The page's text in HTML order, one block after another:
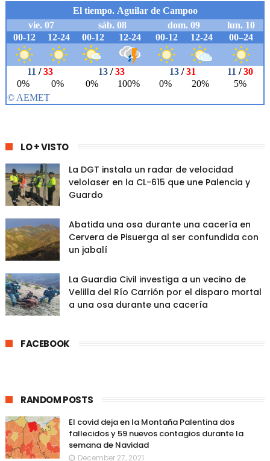
LO + VISTO
La DGT instala un radar de velocidad
velolaser en la CL-615 que une Palencia y
Guardo
Abatida una osa durante una cacería en
Cervera de Pisuerga al ser confundida con
un jabalí
La Guardia Civil investiga a un vecino de
Velilla del Río Carrión por el disparo mortal
a una osa durante una cacería
FACEBOOK
RANDOM POSTS
El covid deja en la Montaña Palentina dos
fallecidos y 59 nuevos contagios durante la
semana de Navidad
December 27, 2021